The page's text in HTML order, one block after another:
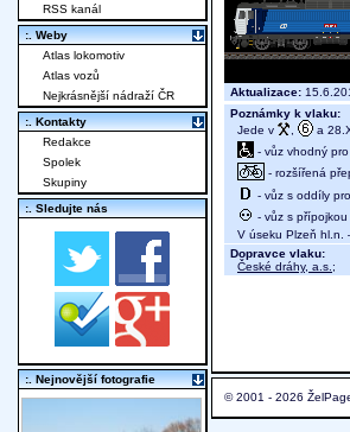
Aktualizace:
Poznámky k vlaku:
Jede v
a
- vůz vhodný
- rozšířená
- vůz s oddíly
- vůz s
V úseku Plzeň hl.n.
Dopravce vlaku:
České dráhy, a.s. ;
© 2001 - 2026
RSS kanál
:. Weby
Atlas lokomotiv
Atlas vozů
Nejkrásnější nádraží ČR
:. Kontakty
Redakce
Spolek
Skupiny
:. Sledujte nás
:. Nejnovější fotografie